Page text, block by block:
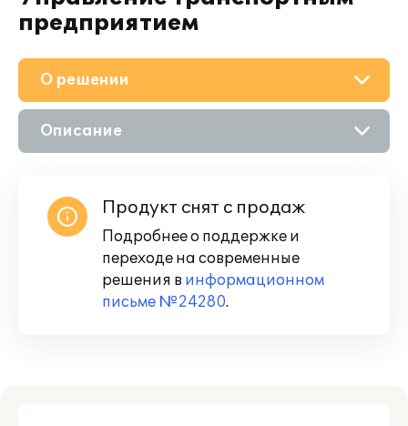
предприятием
О решении
Описание
Продукт снят с продаж
Подробнее о поддержке и
переходе на современные
решения в информационном
письме №24280.